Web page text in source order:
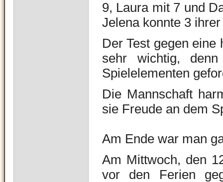
9, Laura mit 7 und
Jelena konnte 3
Der Test gegen eine
sehr wichtig,
Spielelementen
Die Mannschaft
sie Freude an dem
Am Ende war man
Am Mittwoch, den
vor den Ferien